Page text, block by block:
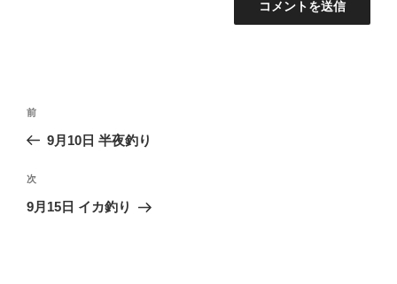
投
ビ
ゲ
前
の
稿
前
9月10日 半夜釣り
次
の
次
9月15日 イカ釣り